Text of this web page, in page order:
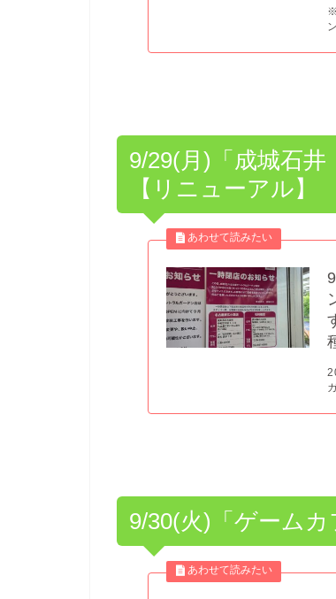
9/29(月)「成城石
【リニューアル】
9/30(火)「ゲームカ